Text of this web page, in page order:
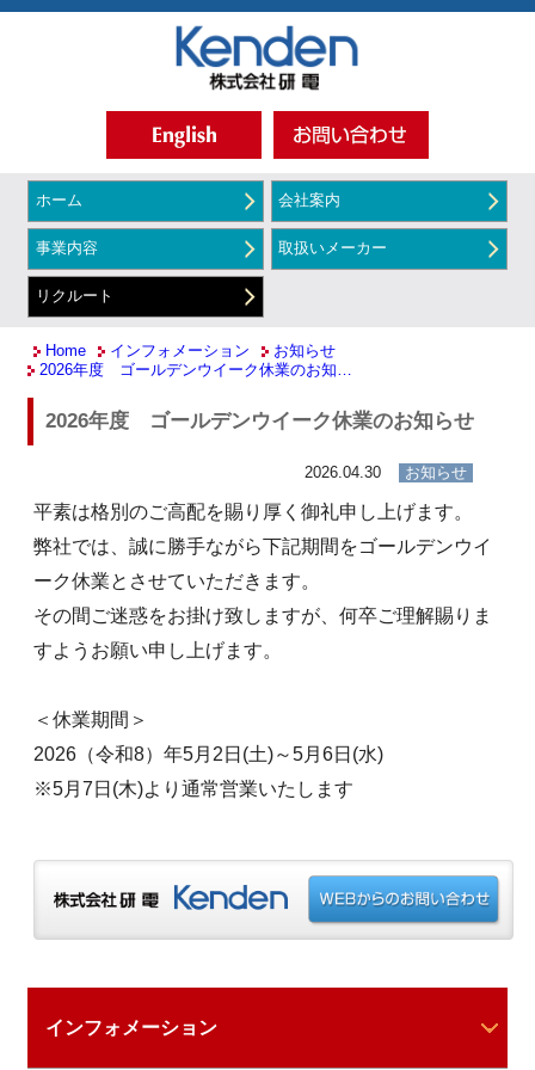
ホーム 会社案内
事業内容 取扱いメーカー
リクルート
Home インフォメーション
お知らせ
2026年度 ゴールデンウイーク休業のお知…
2026年度 ゴールデンウイーク休業のお知らせ
2026.04.30 お知らせ
平素は格別のご高配を賜り厚く御礼申し上げます。
弊社では、誠に勝手ながら下記期間をゴールデンウイ
ーク休業とさせていただきます。
その間ご迷惑をお掛け致しますが、何卒ご理解賜りま
すようお願い申し上げます。
＜休業期間＞
2026（令和8）年5月2日(土)～5月6日(水)
※5月7日(木)より通常営業いたします
インフォメーション